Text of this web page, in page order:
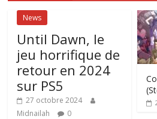
News
Until Dawn, le
jeu horrifique de
retour en 2024
sur PS5
27 octobre 2024
Midnailah
0